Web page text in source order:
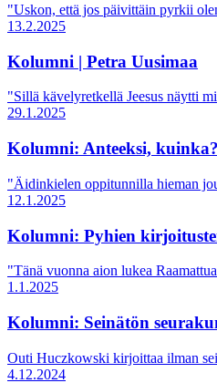
"Uskon, että jos päivittäin pyrkii
13.2.2025
Kolumni | Petra Uusimaa
"Sillä kävelyretkellä Jeesus näytti
29.1.2025
Kolumni: Anteeksi, kuinka?
"Äidinkielen oppitunnilla hieman
12.1.2025
Kolumni: Pyhien
"Tänä vuonna aion lukea
1.1.2025
Kolumni: Seinätön
Outi Huczkowski kirjoittaa ilman
4.12.2024